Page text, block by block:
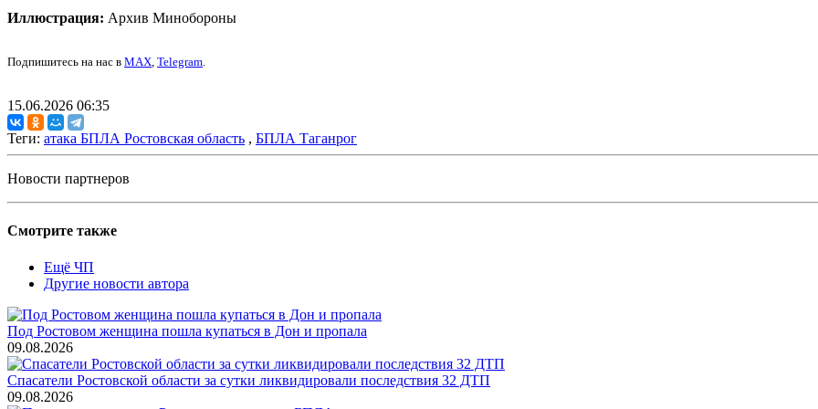
Иллюстрация: Архив Минобороны
Подпишитесь на нас в MAX, Telegram.
15.06.2026 06:35
Теги: атака БПЛА Ростовская область , БПЛА Таганрог
Новости партнеров
Смотрите также
Ещё ЧП
Другие новости автора
Под Ростовом женщина пошла купаться в Дон и пропала
09.08.2026
Спасатели Ростовской области за сутки ликвидировали последствия 32 ДТП
09.08.2026